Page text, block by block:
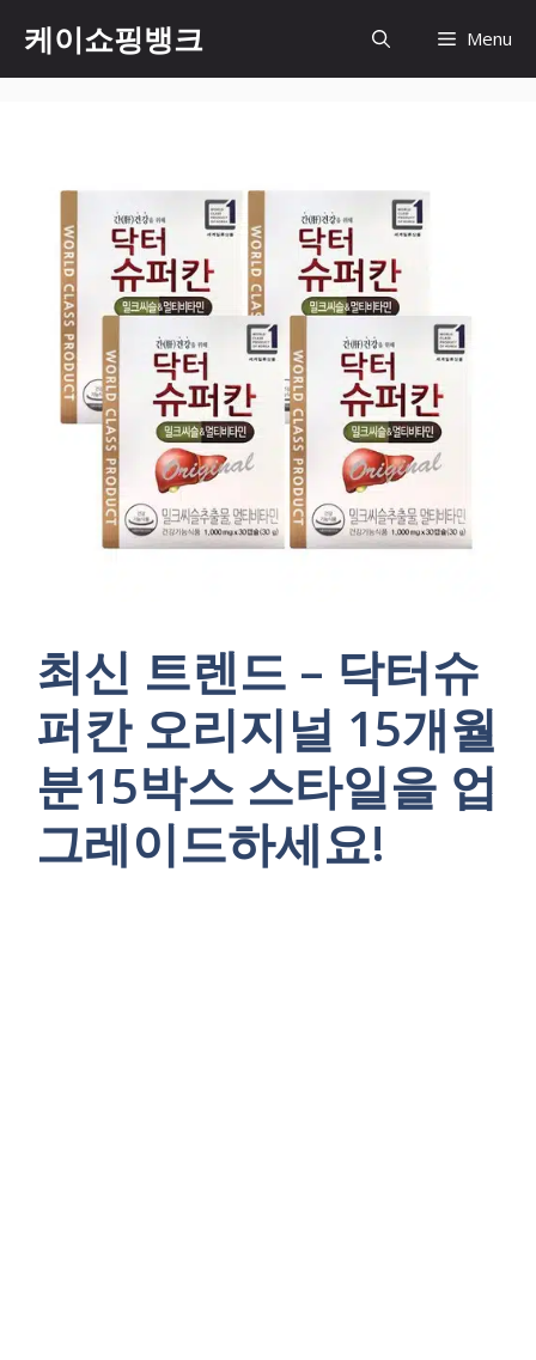
content
케이쇼핑뱅크 Menu
최신 트렌드 – 닥터슈
퍼칸 오리지널 15개월
분15박스 스타일을 업
그레이드하세요!